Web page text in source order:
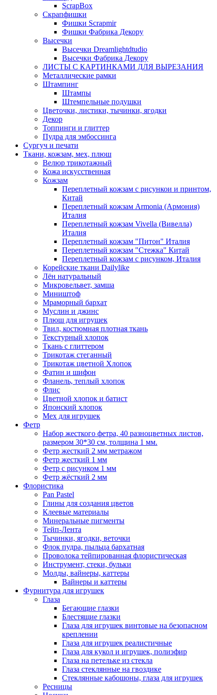
ScrapBox
Скрапфишки
Фишки Scrapmir
Фишки Фабрика Декору
Высечки
Высечки Dreamlightdtudio
Высечки Фабрика Декору
ЛИСТЫ С КАРТИНКАМИ ДЛЯ ВЫРЕЗАНИЯ
Металлические рамки
Штампинг
Штампы
Штемпельные подушки
Цветочки, листики, тычинки, ягодки
Декор
Топпинги и глиттер
Пудра для эмбоссинга
Сургуч и печати
Ткани, кожзам, мех, плюш
Велюр трикотажный
Кожа искусственная
Кожзам
Переплетный кожзам с рисункои и принтом,
Китай
Переплетный кожзам Armonia (Армония)
Италия
Переплетный кожзам Vivella (Вивелла)
Италия
Переплетный кожзам "Питон" Италия
Переплетный кожзам "Стежка" Китай
Переплетный кожзам с рисунком, Италия
Корейские ткани Dailylike
Лён натуральный
Микровельвет, замша
Миништоф
Мраморный бархат
Муслин и джинс
Плюш для игрушек
Твил, костюмная плотная ткань
Текстурный хлопок
Ткань с глиттером
Трикотаж стеганный
Трикотаж цветной Хлопок
Фатин и шифон
Фланель, теплый хлопок
Флис
Цветной хлопок и батист
Японский хлопок
Мех для игрушек
Фетр
Набор жесткого фетра, 40 разноцветных листов,
размером 30*30 см, толщина 1 мм.
Фетр жесткий 2 мм метражом
Фетр жесткий 1 мм
Фетр с рисунком 1 мм
Фетр жёсткий 2 мм
Флористика
Pan Pastel
Глины для создания цветов
Клеевые материалы
Минеральные пигменты
Тейп-Лента
Тычинки, ягодки, веточки
Флок пудра, пыльца бархатная
Проволока тейпированная флористическая
Инструмент, стеки, бульки
Молды, вайнеры, каттеры
Вайнеры и каттеры
Фурнитура для игрушек
Глаза
Бегающие глазки
Блестящие глазки
Глаза для игрушек винтовые на безопасном
креплении
Глаза для игрушек реалистичные
Глаза для кукол и игрушек, полиэфир
Глаза на петельке из стекла
Глаза стеклянные на гвоздике
Стеклянные кабошоны, глаза для игрушек
Ресницы